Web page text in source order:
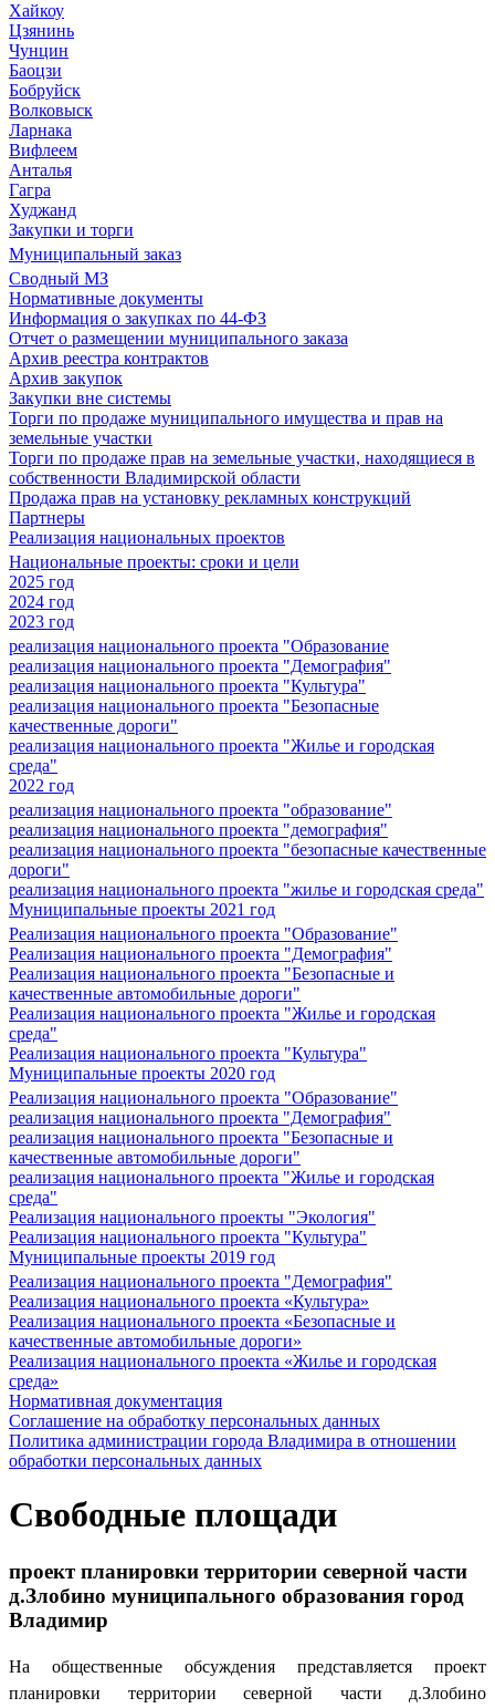
Хайкоу
Цзянинь
Чунцин
Баоцзи
Бобруйск
Волковыск
Ларнака
Вифлеем
Анталья
Гагра
Худжанд
Закупки и торги
Муниципальный заказ
Сводный МЗ
Нормативные документы
Информация о закупках по 44-ФЗ
Отчет о размещении муниципального заказа
Архив реестра контрактов
Архив закупок
Закупки вне системы
Торги по продаже муниципального имущества и прав на
земельные участки
Торги по продаже прав на земельные участки, находящиеся в
собственности Владимирской области
Продажа прав на установку рекламных конструкций
Партнеры
Реализация национальных проектов
Национальные проекты: сроки и цели
2025 год
2024 год
2023 год
реализация национального проекта "Образование
реализация национального проекта "Демография"
реализация национального проекта "Культура"
реализация национального проекта "Безопасные
качественные дороги"
реализация национального проекта "Жилье и городская
среда"
2022 год
реализация национального проекта "образование"
реализация национального проекта "демография"
реализация национального проекта "безопасные качественные
дороги"
реализация национального проекта "жилье и городская среда"
Муниципальные проекты 2021 год
Реализация национального проекта "Образование"
Реализация национального проекта "Демография"
Реализация национального проекта "Безопасные и
качественные автомобильные дороги"
Реализация национального проекта "Жилье и городская
среда"
Реализация национального проекта "Культура"
Муниципальные проекты 2020 год
Реализация национального проекта "Образование"
реализация национального проекта "Демография"
реализация национального проекта "Безопасные и
качественные автомобильные дороги"
реализация национального проекта "Жилье и городская
среда"
Реализация национального проекты "Экология"
Реализация национального проекта "Культура"
Муниципальные проекты 2019 год
Реализация национального проекта "Демография"
Реализация национального проекта «Культура»
Реализация национального проекта «Безопасные и
качественные автомобильные дороги»
Реализация национального проекта «Жилье и городская
среда»
Нормативная документация
Соглашение на обработку персональных данных
Политика администрации города Владимира в отношении
обработки персональных данных
Свободные площади
проект планировки территории северной части
д.Злобино муниципального образования город
Владимир
На общественные обсуждения представляется проект
планировки территории северной части д.Злобино